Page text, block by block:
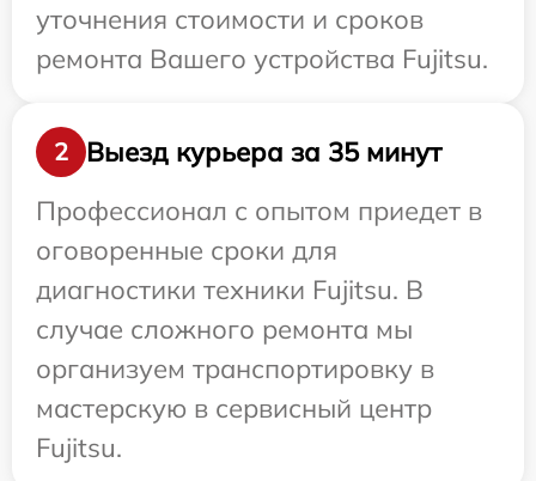
уточнения стоимости и сроков
ремонта Вашего устройства Fujitsu.
2
Выезд курьера за 35 минут
Профессионал с опытом приедет в
оговоренные сроки для
диагностики техники Fujitsu. В
случае сложного ремонта мы
организуем транспортировку в
мастерскую в сервисный центр
Fujitsu.